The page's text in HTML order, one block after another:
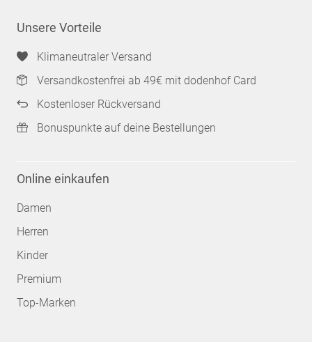
Unsere Vorteile
Klimaneutraler Versand
Versandkostenfrei ab 49€ mit dodenhof Card
Kostenloser Rückversand
Bonuspunkte auf deine Bestellungen
Online einkaufen
Damen
Herren
Kinder
Premium
Top-Marken